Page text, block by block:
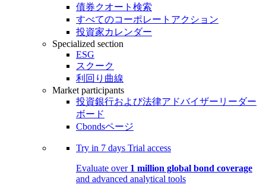
債券クオート検索
すべてのコーポレートアクション
投資家カレンダー
Specialized section
ESG
スクーク
利回り曲線
Market participants
投資銀行および法律アドバイザーリーダー
ボード
Cbondsページ
Try in 7 days Trial access
Evaluate over 1 million global bond coverage
and advanced analytical tools